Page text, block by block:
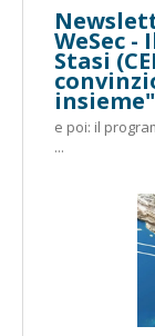
WeSec -
Stasi
insieme"
e poi: il
...